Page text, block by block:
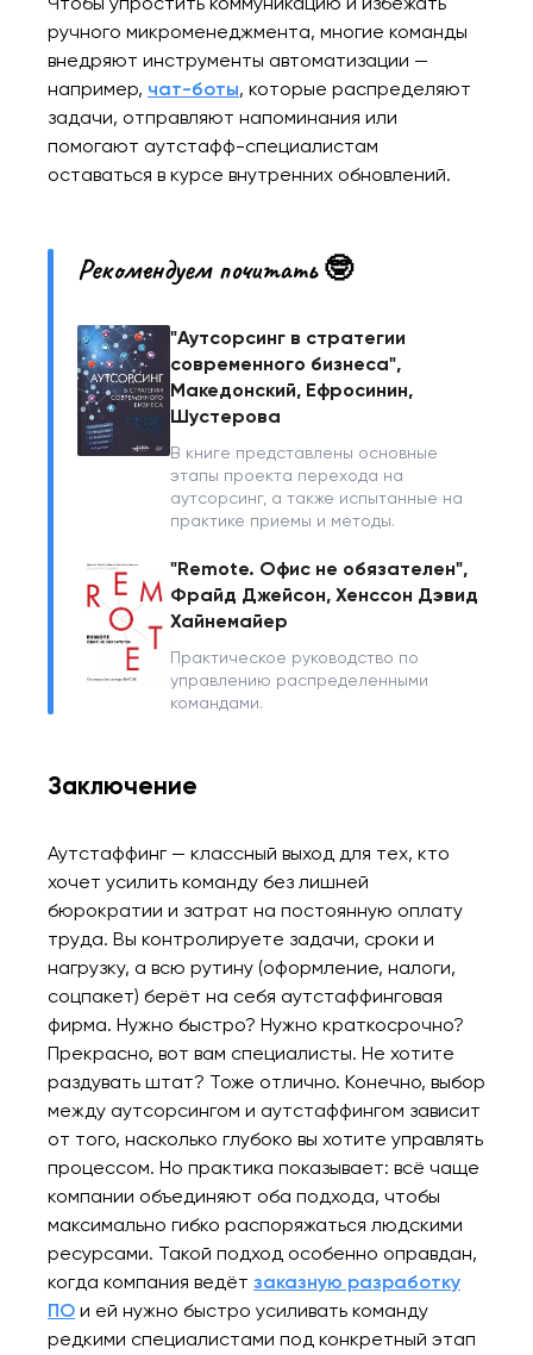
ручного микроменеджмента, многие команды
внедряют инструменты автоматизации —
например, чат-боты, которые распределяют
задачи, отправляют напоминания или
помогают аутстафф-специалистам
оставаться в курсе внутренних обновлений.
Рекомендуем почитать 🤓
"Аутсорсинг в стратегии
современного бизнеса",
Македонский, Ефросинин,
Шустерова
В книге представлены основные
этапы проекта перехода на
аутсорсинг, а также испытанные на
практике приемы и методы.
"Remote. Офис не обязателен",
Фрайд Джейсон, Хенссон Дэвид
Хайнемайер
Практическое руководство по
управлению распределенными
командами.
Заключение
Аутстаффинг — классный выход для тех, кто
хочет усилить команду без лишней
бюрократии и затрат на постоянную оплату
труда. Вы контролируете задачи, сроки и
нагрузку, а всю рутину (оформление, налоги,
соцпакет) берёт на себя аутстаффинговая
фирма. Нужно быстро? Нужно краткосрочно?
Прекрасно, вот вам специалисты. Не хотите
раздувать штат? Тоже отлично. Конечно, выбор
между аутсорсингом и аутстаффингом зависит
от того, насколько глубоко вы хотите управлять
процессом. Но практика показывает: всё чаще
компании объединяют оба подхода, чтобы
максимально гибко распоряжаться людскими
ресурсами. Такой подход особенно оправдан,
когда компания ведёт заказную разработку
ПО и ей нужно быстро усиливать команду
редкими специалистами под конкретный этап